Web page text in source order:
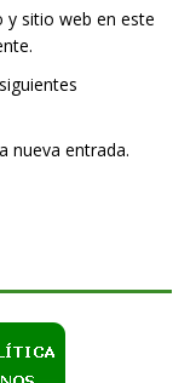
y sitio web en este
nueva entrada.